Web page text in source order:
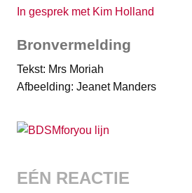
In gesprek met Kim Holland
Bronvermelding
Tekst: Mrs Moriah
Afbeelding: Jeanet Manders
EÉN REACTIE